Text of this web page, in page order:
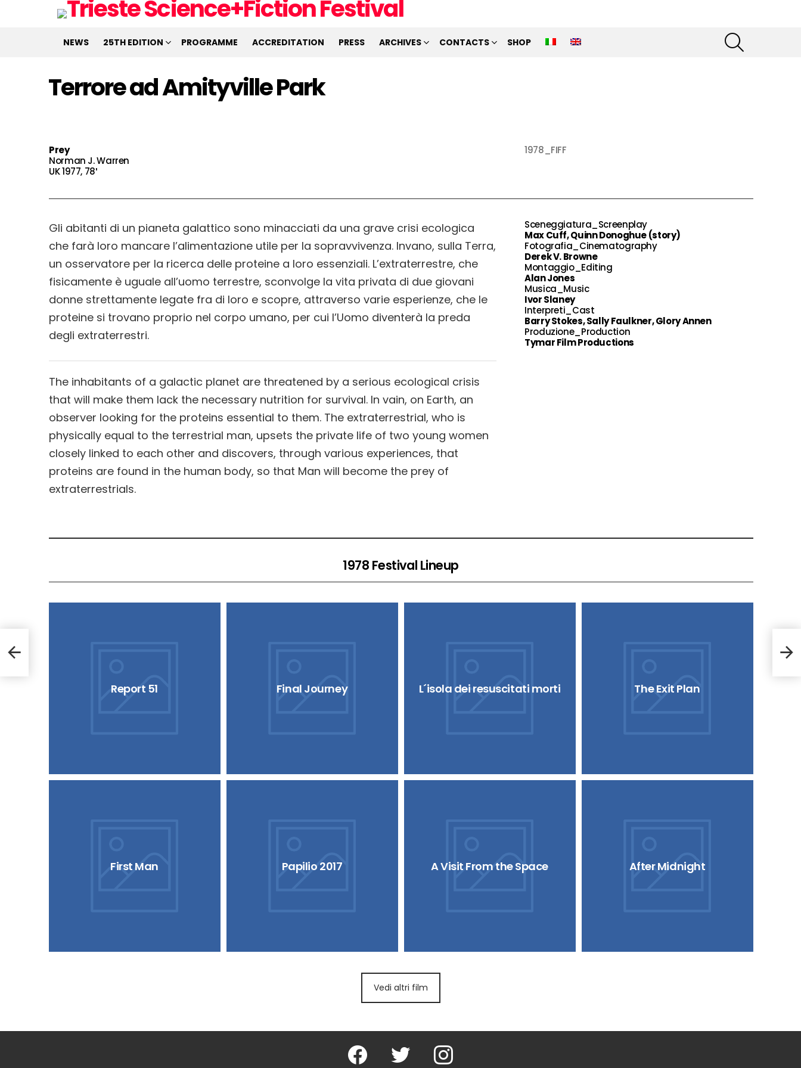
NEWS 25TH EDITION PROGRAMME ACCREDITATION PRESS ARCHIVES CONTACTS SHOP
Terrore ad Amityville Park
Prey
Norman J. Warren
UK 1977, 78′
1978_FIFF
Gli abitanti di un pianeta galattico sono minacciati da una grave crisi ecologica
che farà loro mancare l’alimentazione utile per la sopravvivenza. Invano, sulla Terra,
un osservatore per la ricerca delle proteine a loro essenziali. L’extraterrestre, che
fisicamente è uguale all’uomo terrestre, sconvolge la vita privata di due giovani
donne strettamente legate fra di loro e scopre, attraverso varie esperienze, che le
proteine si trovano proprio nel corpo umano, per cui l’Uomo diventerà la preda
degli extraterrestri.
The inhabitants of a galactic planet are threatened by a serious ecological crisis
that will make them lack the necessary nutrition for survival. In vain, on Earth, an
observer looking for the proteins essential to them. The extraterrestrial, who is
physically equal to the terrestrial man, upsets the private life of two young women
closely linked to each other and discovers, through various experiences, that
proteins are found in the human body, so that Man will become the prey of
extraterrestrials.
Sceneggiatura_Screenplay
Max Cuff, Quinn Donoghue (story)
Fotografia_Cinematography
Derek V. Browne
Montaggio_Editing
Alan Jones
Musica_Music
Ivor Slaney
Interpreti_Cast
Barry Stokes, Sally Faulkner, Glory Annen
Produzione_Production
Tymar Film Productions
1978 Festival Lineup
Report 51 Final Journey L´isola dei resuscitati morti The Exit Plan
First Man Papilio 2017 A Visit From the Space After Midnight
Vedi altri film
Facebook Twitter Instagram